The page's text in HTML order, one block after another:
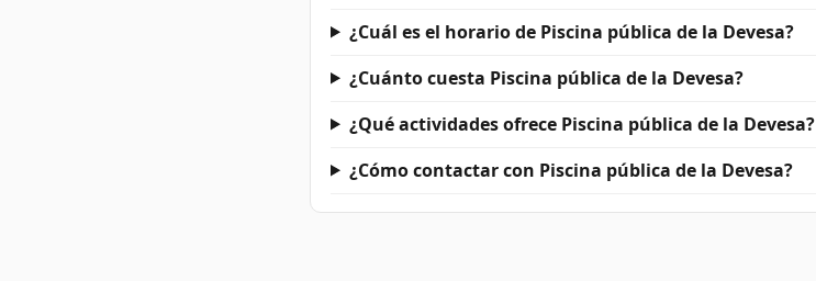
¿Cuál es el horario de Piscina pública de la Devesa?
¿Cuánto cuesta Piscina pública de la Devesa?
¿Qué actividades ofrece Piscina pública de la Devesa?
¿Cómo contactar con Piscina pública de la Devesa?